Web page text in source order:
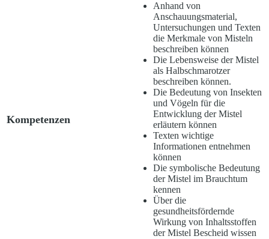
Kompetenzen
Anhand von
Anschauungsmaterial,
Untersuchungen und Texten
die Merkmale von Misteln
beschreiben können
Die Lebensweise der Mistel
als Halbschmarotzer
beschreiben können.
Die Bedeutung von Insekten
und Vögeln für die
Entwicklung der Mistel
erläutern können
Texten wichtige
Informationen entnehmen
können
Die symbolische Bedeutung
der Mistel im Brauchtum
kennen
Über die
gesundheitsfördernde
Wirkung von Inhaltsstoffen
der Mistel Bescheid wissen